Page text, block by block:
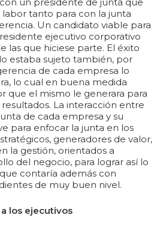
tanto para con la junta
Un candidato viable para
ejecutivo corporativo
las que hiciese parte. El éxito
estaba sujeto también, por
de cada empresa lo
lo cual en buena medida
que el mismo le generara para
La interacción entre
de cada empresa y su
para enfocar la junta en los
generadores de valor,
la gestión, orientados a
del negocio, para lograr así lo
contaría además con
de muy buen nivel.
los ejecutivos